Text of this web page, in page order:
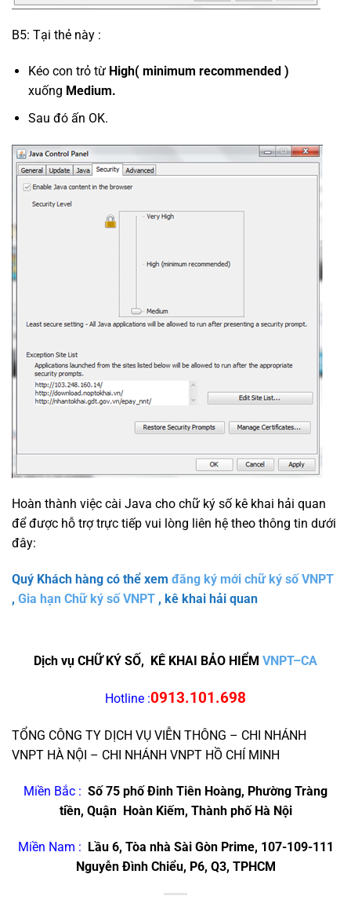
B5: Tại thẻ này :
Kéo con trỏ từ High( minimum recommended )
xuống Medium.
Sau đó ấn OK.
Hoàn thành việc cài Java cho chữ ký số kê khai hải quan
để được hỗ trợ trực tiếp vui lòng liên hệ theo thông tin dưới
đây:
Quý Khách hàng có thể xem đăng ký mới chữ ký số VNPT
, Gia hạn Chữ ký số VNPT , kê khai hải quan
Dịch vụ CHỮ KÝ SỐ, KÊ KHAI BẢO HIỂM VNPT–CA
Hotline :0913.101.698
TỔNG CÔNG TY DỊCH VỤ VIỄN THÔNG – CHI NHÁNH
VNPT HÀ NỘI – CHI NHÁNH VNPT HỒ CHÍ MINH
Miền Bắc : Số 75 phố Đinh Tiên Hoàng, Phường Tràng
tiền, Quận Hoàn Kiếm, Thành phố Hà Nội
Miền Nam : Lầu 6, Tòa nhà Sài Gòn Prime, 107-109-111
Nguyễn Đình Chiểu, P6, Q3, TPHCM